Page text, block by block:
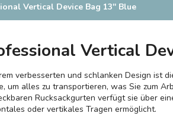
Vertical Device Bag 13'' Blue
Vertical
verbesserten und schlanken Design ist
um alles zu transportieren, was Sie zum
Rucksackgurten verfügt sie über
oder vertikales Tragen ermöglicht.